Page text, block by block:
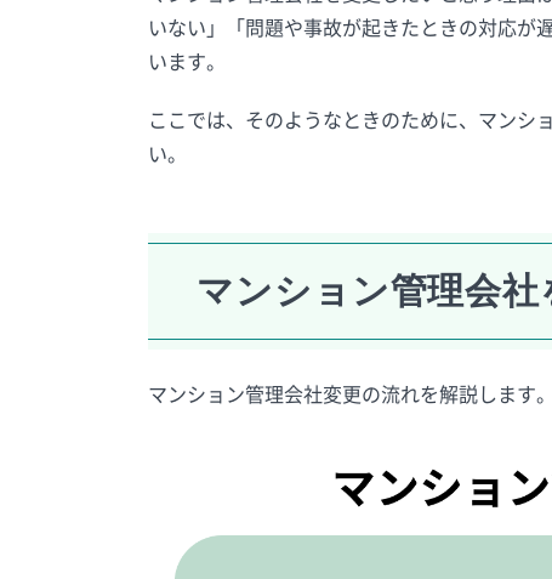
いない」「問題や事故が起きたときの対応が
います。
ここでは、そのようなときのために、マンシ
い。
マンション管理会社
マンション管理会社変更の流れを解説します